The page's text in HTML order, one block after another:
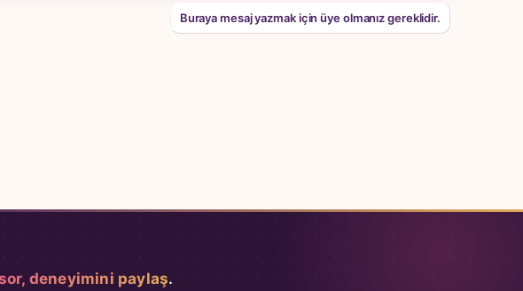
Buraya mesaj yazmak için üye olmanız gereklidir.
deneyimini paylaş.